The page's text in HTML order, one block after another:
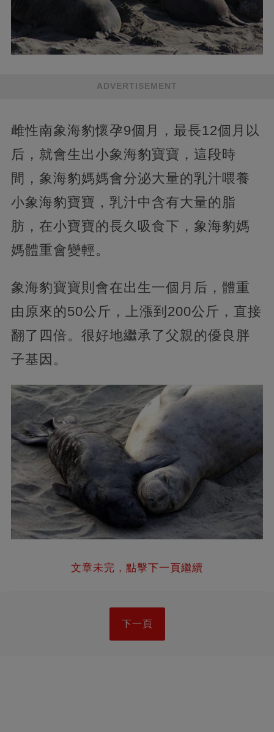
ADVERTISEMENT
雌性南象海豹懷孕9個月，最長12個月以
后，就會生出小象海豹寶寶，這段時
間，象海豹媽媽會分泌大量的乳汁喂養
小象海豹寶寶，乳汁中含有大量的脂
肪，在小寶寶的長久吸食下，象海豹媽
媽體重會變輕。
象海豹寶寶則會在出生一個月后，體重
由原來的50公斤，上漲到200公斤，直接
翻了四倍。很好地繼承了父親的優良胖
子基因。
文章未完，點擊下一頁繼續
下一頁